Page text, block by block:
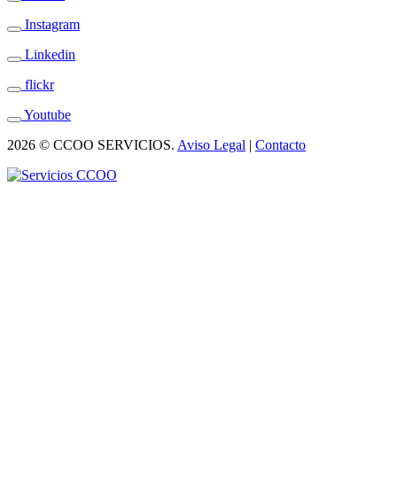
Instagram
Linkedin
flickr
Youtube
2026 © CCOO SERVICIOS. Aviso Legal | Contacto